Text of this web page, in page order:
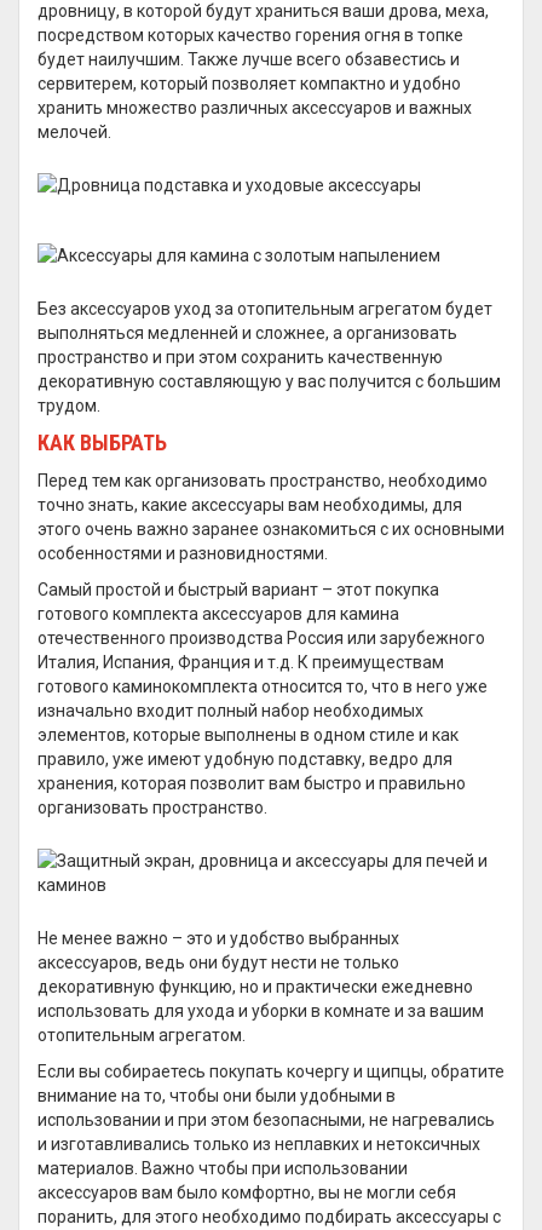
дровницу, в которой будут храниться ваши дрова, меха,
посредством которых качество горения огня в топке
будет наилучшим. Также лучше всего обзавестись и
сервитерем, который позволяет компактно и удобно
хранить множество различных аксессуаров и важных
мелочей.
Без аксессуаров уход за отопительным агрегатом будет
выполняться медленней и сложнее, а организовать
пространство и при этом сохранить качественную
декоративную составляющую у вас получится с большим
трудом.
КАК ВЫБРАТЬ
Перед тем как организовать пространство, необходимо
точно знать, какие аксессуары вам необходимы, для
этого очень важно заранее ознакомиться с их основными
особенностями и разновидностями.
Самый простой и быстрый вариант – этот покупка
готового комплекта аксессуаров для камина
отечественного производства Россия или зарубежного
Италия, Испания, Франция и т.д. К преимуществам
готового каминокомплекта относится то, что в него уже
изначально входит полный набор необходимых
элементов, которые выполнены в одном стиле и как
правило, уже имеют удобную подставку, ведро для
хранения, которая позволит вам быстро и правильно
организовать пространство.
Не менее важно – это и удобство выбранных
аксессуаров, ведь они будут нести не только
декоративную функцию, но и практически ежедневно
использовать для ухода и уборки в комнате и за вашим
отопительным агрегатом.
Если вы собираетесь покупать кочергу и щипцы, обратите
внимание на то, чтобы они были удобными в
использовании и при этом безопасными, не нагревались
и изготавливались только из неплавких и нетоксичных
материалов. Важно чтобы при использовании
аксессуаров вам было комфортно, вы не могли себя
поранить, для этого необходимо подбирать аксессуары с